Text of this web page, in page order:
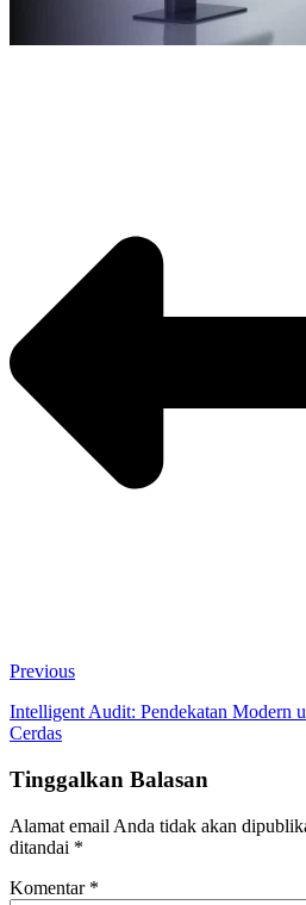
Previous
Intelligent Audit: Pendekatan Modern
Cerdas
Tinggalkan Balasan
Alamat email Anda tidak akan
ditandai *
Komentar *